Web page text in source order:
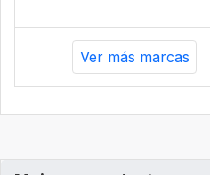
Ver más marcas